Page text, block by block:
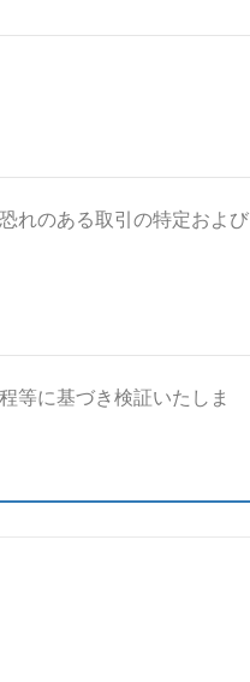
れのある取引の特定および
等に基づき検証いたしま